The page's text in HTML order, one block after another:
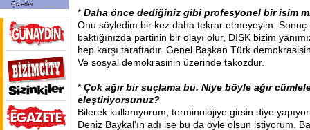
Çizerler
* Daha önce dediğiniz gibi profesyonel bir isim
Onu söyledim bir kez daha tekrar etmeyeyim. Sonuç
baktığınızda partinin bir olayı olur, DİSK bizim
hep karşı taraftadır. Genel Başkan Türk
Ve sosyal demokrasinin üzerinde takozdur.
* Çok ağır bir suçlama bu. Niye böyle ağır
eleştiriyorsunuz?
Bilerek kullanıyorum, terminolojiye girsin diye
Deniz Baykal'ın adı ise bu da öyle olsun istiyorum.